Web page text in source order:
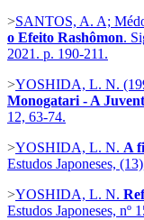
>SANTOS, A. A;
o Efeito Rashômon.
2021. p. 190-211.
>YOSHIDA, L. N.
Monogatari - A
12, 63-74.
>YOSHIDA, L. N. A
Estudos Japoneses,
>YOSHIDA, L. N.
Estudos Japoneses, nº